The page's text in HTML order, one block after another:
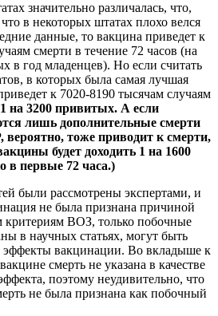
значительно различалась, что,
в некоторых штатах плохо велся
данные, то вакцина приведет к
смерти в течение 72 часов (на
в год младенцев). Но если считать
в которых была самая лучшая
к 7020-8190 тысячам случаям
на 3200 привитых. А если
лишь дополнительные смерти
вероятно, тоже приводит к смерти,
будет доходить 1 на 1600
в первые 72 часа.)
были рассмотрены экспертами, и
не была признана причиной
критериям ВОЗ, только побочные
в научных статьях, могут быть
вакцинации. Во вкладыше к
смерть не указана в качестве
поэтому неудивительно, что
не была признана как побочный